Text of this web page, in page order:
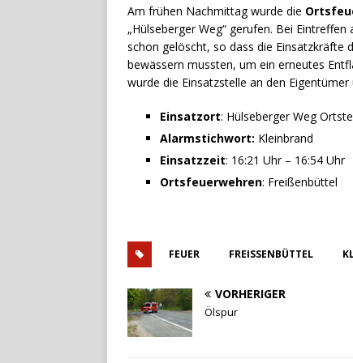
Am frühen Nachmittag wurde die
„Hülseberger Weg“ gerufen. Bei
schon gelöscht, so dass die Einsatzkräfte
bewässern mussten, um ein erneutes
wurde die Einsatzstelle an den
Einsatzort: Hülseberger Weg
Alarmstichwort: Kleinbrand
Einsatzzeit: 16:21 Uhr – 16:54 Uhr
Ortsfeuerwehren: Freißenbüttel
FEUER FREISSENBÜTTEL
VORHERIGER
Ölspur